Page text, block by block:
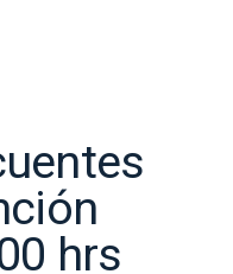
hrs